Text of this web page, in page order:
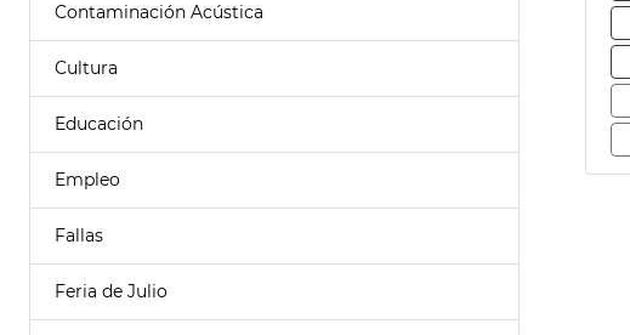
Contaminación Acústica
Cultura
Educación
Empleo
Fallas
Feria de Julio